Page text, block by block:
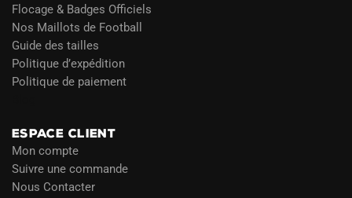
Flocage & Badges Officiels
Nos Maillots de Football
Guide des tailles
Politique d’expédition
Politique de paiement
ESPACE CLIENT
Mon compte
Suivre une commande
Nous Contacter